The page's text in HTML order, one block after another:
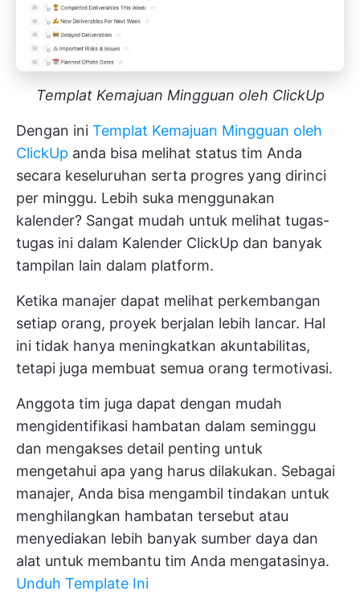
Templat Kemajuan Mingguan oleh ClickUp
Dengan ini Templat Kemajuan Mingguan oleh
ClickUp anda bisa melihat status tim Anda
secara keseluruhan serta progres yang dirinci
per minggu. Lebih suka menggunakan
kalender? Sangat mudah untuk melihat tugas-
tugas ini dalam Kalender ClickUp dan banyak
tampilan lain dalam platform.
Ketika manajer dapat melihat perkembangan
setiap orang, proyek berjalan lebih lancar. Hal
ini tidak hanya meningkatkan akuntabilitas,
tetapi juga membuat semua orang termotivasi.
Anggota tim juga dapat dengan mudah
mengidentifikasi hambatan dalam seminggu
dan mengakses detail penting untuk
mengetahui apa yang harus dilakukan. Sebagai
manajer, Anda bisa mengambil tindakan untuk
menghilangkan hambatan tersebut atau
menyediakan lebih banyak sumber daya dan
alat untuk membantu tim Anda mengatasinya.
Unduh Template Ini